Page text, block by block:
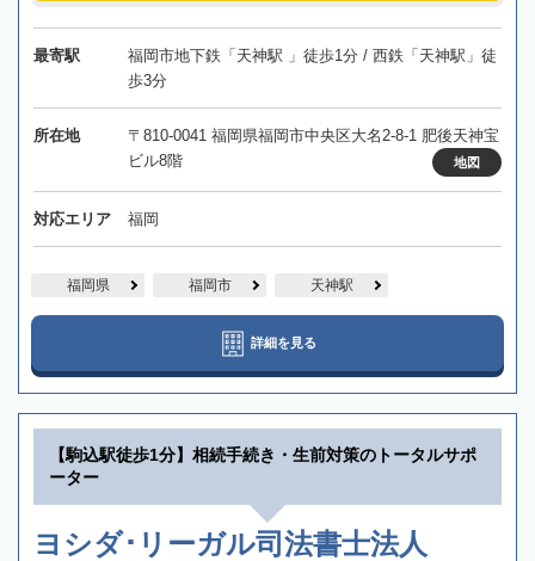
最寄駅
福岡市地下鉄「天神駅 」徒歩1分 / 西鉄「天神駅」徒
歩3分
所在地
〒810-0041 福岡県福岡市中央区大名2-8-1 肥後天神宝
ビル8階
地図
対応エリア 福岡
福岡県 福岡市 天神駅
詳細を見る
【駒込駅徒歩1分】相続手続き・生前対策のトータルサポ
ーター
ヨシダ･リーガル司法書士法人